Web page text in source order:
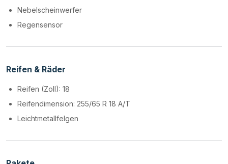
Nebelscheinwerfer
Regensensor
Reifen & Räder
Reifen (Zoll): 18
Reifendimension: 255/65 R 18 A/T
Leichtmetallfelgen